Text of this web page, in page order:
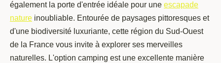
également la porte d'entrée idéale pour une escapade
nature inoubliable. Entourée de paysages pittoresques et
d'une biodiversité luxuriante, cette région du Sud-Ouest
de la France vous invite à explorer ses merveilles
naturelles. L'option camping est une excellente manière